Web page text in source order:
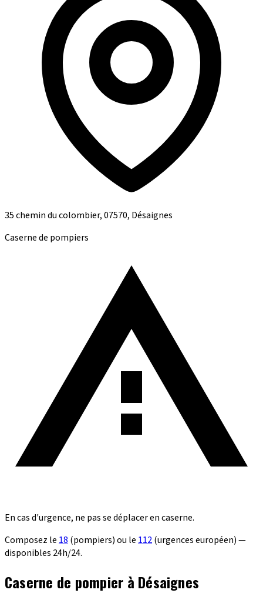
35 chemin du colombier, 07570, Désaignes
Caserne de pompiers
En cas d'urgence, ne pas se déplacer en caserne.
Composez le 18 (pompiers) ou le 112(urgences européen) —
disponibles 24h/24.
Caserne de pompier à Désaignes